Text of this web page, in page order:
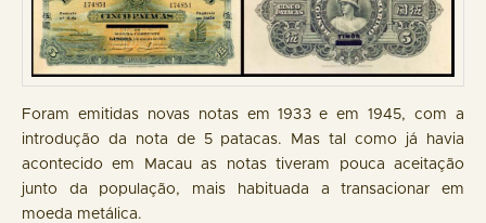
Foram emitidas novas notas em 1933 e em 1945, com a
introdução da nota de 5 patacas. Mas tal como já havia
acontecido em Macau as notas tiveram pouca aceitação
junto da população, mais habituada a transacionar em
moeda metálica.